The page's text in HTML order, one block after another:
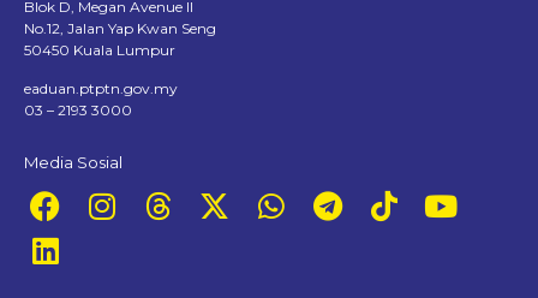
Blok D, Megan Avenue II
No.12, Jalan Yap Kwan Seng
50450 Kuala Lumpur
eaduan.ptptn.gov.my
03 – 2193 3000
Media Sosial